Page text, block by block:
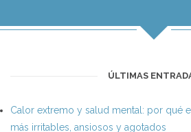
ÚLTIMAS
Calor extremo y salud mental: por qué
más irritables, ansiosos y agotados